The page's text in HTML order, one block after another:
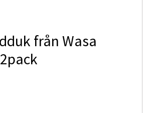
från Wasa